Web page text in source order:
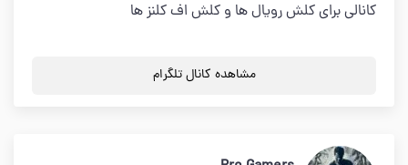
کانالی برای کلش رویال ها و کلش اف کلنز ها
مشاهده کانال تلگرام